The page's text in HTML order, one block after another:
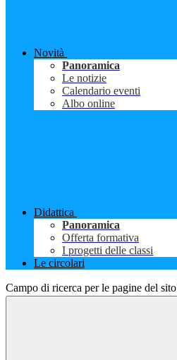
Novità
Panoramica
Le notizie
Calendario eventi
Albo online
Didattica
Panoramica
Offerta formativa
I progetti delle classi
Le circolari
Campo di ricerca per le pagine del sito